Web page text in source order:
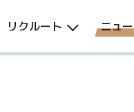
リクルート ニュ